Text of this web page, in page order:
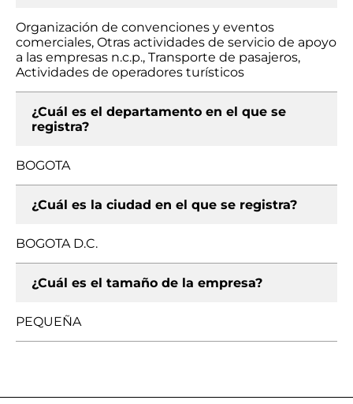
Organización de convenciones y eventos
comerciales, Otras actividades de servicio de apoyo
a las empresas n.c.p., Transporte de pasajeros,
Actividades de operadores turísticos
¿Cuál es el departamento en el que se
registra?
BOGOTA
¿Cuál es la ciudad en el que se registra?
BOGOTA D.C.
¿Cuál es el tamaño de la empresa?
PEQUEÑA